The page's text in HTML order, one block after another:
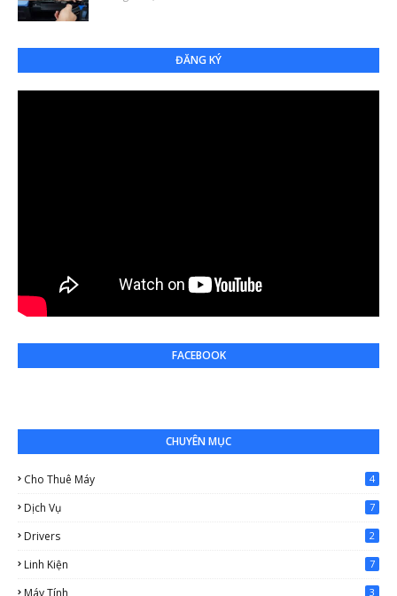
ĐĂNG KÝ
FACEBOOK
CHUYÊN MỤC
Cho Thuê Máy 4
Dịch Vụ 7
Drivers 2
Linh Kiện 7
Máy Tính 3